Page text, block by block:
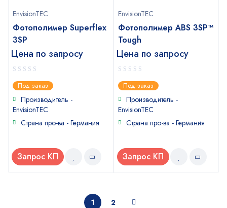
EnvisionTEC
Фотополимер Superflex
3SP
Цена по запросу
0
out
of
5
Под заказ
Производитель -
EnvisionTEC
Страна про-ва - Германия
Запрос КП
EnvisionTEC
Фотополимер ABS 3SP™
Tough
Цена по запросу
0
out
of
5
Под заказ
Производитель -
EnvisionTEC
Страна про-ва - Германия
Запрос КП
1 2